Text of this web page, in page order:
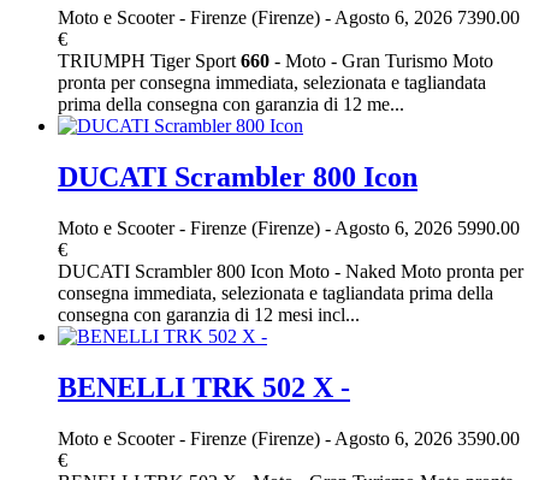
Moto e Scooter- Firenze (Firenze) - Agosto 6, 2026 7390.00
€
TRIUMPH Tiger Sport 660 - Moto - Gran Turismo Moto
pronta per consegna immediata, selezionata e tagliandata
prima della consegna con garanzia di 12 me...
DUCATI Scrambler 800 Icon
Moto e Scooter- Firenze (Firenze) - Agosto 6, 2026 5990.00
€
DUCATI Scrambler 800 Icon Moto - Naked Moto pronta per
consegna immediata, selezionata e tagliandata prima della
consegna con garanzia di 12 mesi incl...
BENELLI TRK 502 X -
Moto e Scooter- Firenze (Firenze) - Agosto 6, 2026 3590.00
€